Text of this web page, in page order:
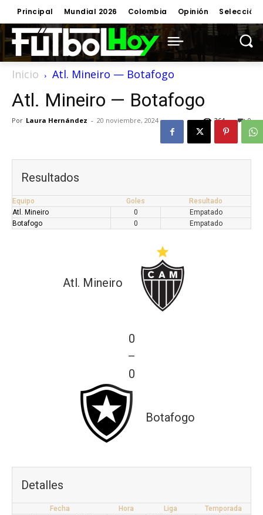
Principal Mundial 2026 Colombia Opinión Selección
Inicio Atl. Mineiro — Botafogo
Atl. Mineiro — Botafogo
Por Laura Hernández - 20 noviembre, 2024 0
264
Resultados
Equipo Goles
Resultado
Atl. Mineiro
0
Empatado
Botafogo
0 Empatado
Atl. Mineiro
0
—
0
Botafogo
Detalles
Fecha Hora Liga
Temporada